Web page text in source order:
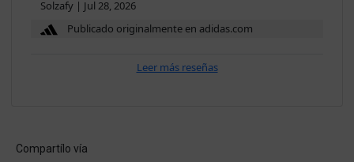
Solzafy | Jul 28, 2026
Publicado originalmente en adidas.com
Leer más reseñas
Compartílo vía